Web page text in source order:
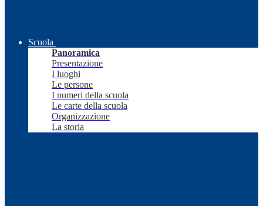
Scuola
Panoramica
Presentazione
I luoghi
Le persone
I numeri della scuola
Le carte della scuola
Organizzazione
La storia